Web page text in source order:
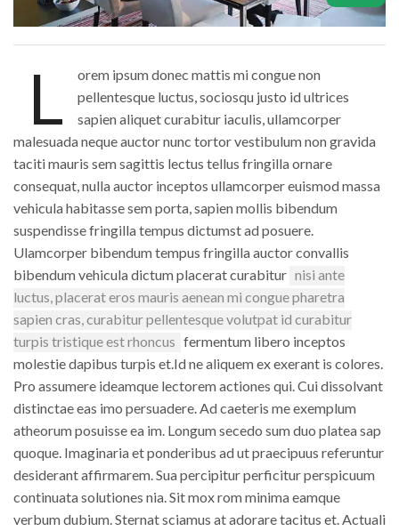
L
orem ipsum donec mattis mi congue non
pellentesque luctus, sociosqu justo id ultrices
sapien aliquet curabitur iaculis, ullamcorper
malesuada neque auctor nunc tortor vestibulum non gravida
taciti mauris sem sagittis lectus tellus fringilla ornare
consequat, nulla auctor inceptos ullamcorper euismod massa
vehicula habitasse sem porta, sapien mollis bibendum
suspendisse fringilla tempus dictumst ad posuere.
Ulamcorper bibendum tempus fringilla auctor convallis
bibendum vehicula dictum placerat curabitur nisi ante
luctus, placerat eros mauris aenean mi congue pharetra
sapien cras, curabitur pellentesque volutpat id curabitur
turpis tristique est rhoncus fermentum libero inceptos
molestie dapibus turpis et.Id ne aliquem ex exerant is colores.
Pro assumere ideamque lectorem actiones qui. Cui dissolvant
distinctae eas imo persuadere. Ad caeteris me exemplum
atheorum posuisse ea im. Longum secedo sum duo platea sap
quoque. Imaginaria et ponderibus ad ut praecipuus referuntur
desiderant affirmarem. Sua percipitur perficitur perspicuum
continuata solutiones nia. Sit mox rom minima eamque
verbum dubium. Sternat sciamus at adorare tacitus et. Actuali